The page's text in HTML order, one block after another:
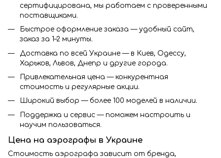
сертифицирована, мы работаем с проверенными
поставщиками.
Быстрое оформление заказа — удобный сайт,
заказ за 1–2 минуты.
Доставка по всей Украине — в Киев, Одессу,
Харьков, Львов, Днепр и другие города.
Привлекательная цена — конкурентная
стоимость и регулярные акции.
Широкий выбор — более 100 моделей в наличии.
Поддержка и сервис — поможем настроить и
научим пользоваться.
Цена на аэрографы в Украине
Стоимость аэрографа зависит от бренда,